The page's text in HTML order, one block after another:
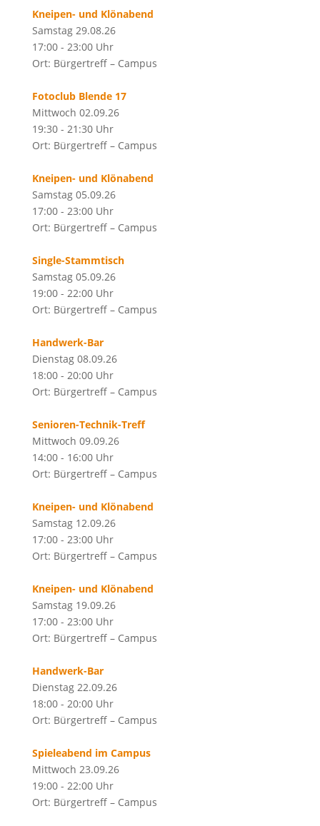
Kneipen- und Klönabend
Samstag 29.08.26
17:00 - 23:00 Uhr
Ort: Bürgertreff – Campus
Fotoclub Blende 17
Mittwoch 02.09.26
19:30 - 21:30 Uhr
Ort: Bürgertreff – Campus
Kneipen- und Klönabend
Samstag 05.09.26
17:00 - 23:00 Uhr
Ort: Bürgertreff – Campus
Single-Stammtisch
Samstag 05.09.26
19:00 - 22:00 Uhr
Ort: Bürgertreff – Campus
Handwerk-Bar
Dienstag 08.09.26
18:00 - 20:00 Uhr
Ort: Bürgertreff – Campus
Senioren-Technik-Treff
Mittwoch 09.09.26
14:00 - 16:00 Uhr
Ort: Bürgertreff – Campus
Kneipen- und Klönabend
Samstag 12.09.26
17:00 - 23:00 Uhr
Ort: Bürgertreff – Campus
Kneipen- und Klönabend
Samstag 19.09.26
17:00 - 23:00 Uhr
Ort: Bürgertreff – Campus
Handwerk-Bar
Dienstag 22.09.26
18:00 - 20:00 Uhr
Ort: Bürgertreff – Campus
Spieleabend im Campus
Mittwoch 23.09.26
19:00 - 22:00 Uhr
Ort: Bürgertreff – Campus